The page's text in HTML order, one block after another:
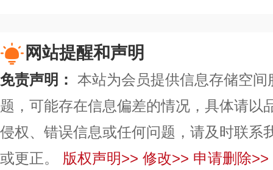
网站提醒和声明
免责声明： 本站为会员提供信息存储空
题，可能存在信息偏差的情况，具体请以
侵权、错误信息或任何问题，请及时联系
或更正。
版权声明>> 修改>> 申请删除>>